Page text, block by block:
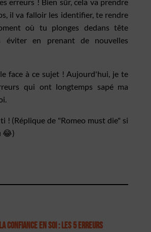
il va falloir les identifier, te rendre
où tu plonges dedans tête
éviter en prenant de nouvelles
face à ce sujet ! Aujourd'hui, je te
qui ont longtemps sapé ma
! (Réplique de "Romeo must die" si
😂)
CONFIANCE EN SOI : LES 5 ERREURS